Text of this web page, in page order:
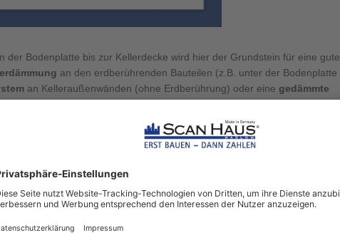
der Bodenplatte bis zur Kellerdecke wird hier der Grundstein für eine gute
an den erdberührenden Bauteilen (z.B. unter der Bodenplatte
an Kelleraußenwänden (ohne Erdberührung) oder eine gedämmte